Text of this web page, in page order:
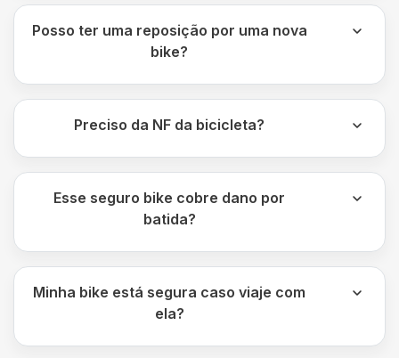
Posso ter uma reposição por uma nova
bike?
Preciso da NF da bicicleta?
Esse seguro bike cobre dano por
batida?
Minha bike está segura caso viaje com
ela?